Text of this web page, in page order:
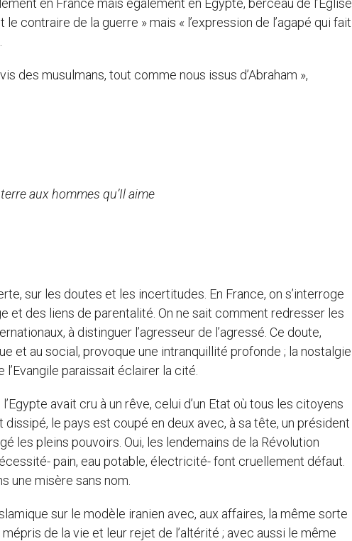
en France mais également en Égypte, berceau de l’Eglise
contraire de la guerre » mais « l’expression de l’agapé qui fait
des musulmans, tout comme nous issus d’Abraham »,
aux hommes qu’Il aime
sur les doutes et les incertitudes. En France, on s’interroge
et des liens de parentalité. On ne sait comment redresser les
à distinguer l’agresseur de l’agressé. Ce doute,
et au social, provoque une intranquillité profonde ; la nostalgie
l’Evangile paraissait éclairer la cité.
avait cru à un rêve, celui d’un Etat où tous les citoyens
dissipé, le pays est coupé en deux avec, à sa tête, un président
les pleins pouvoirs. Oui, les lendemains de la Révolution
pain, eau potable, électricité- font cruellement défaut.
une misère sans nom.
sur le modèle iranien avec, aux affaires, la même sorte
de la vie et leur rejet de l’altérité ; avec aussi le même